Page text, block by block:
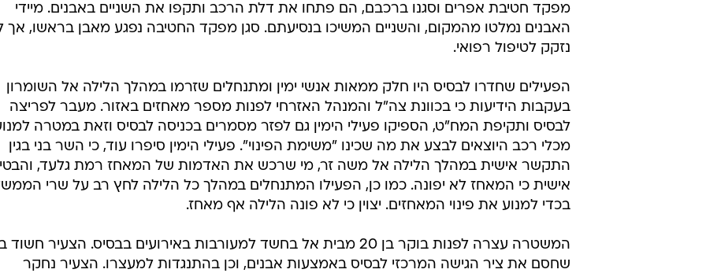
מפקד חטיבת אפרים וסגנו ברכבם, הם פתחו את דלת הרכב ותקפו את השניים באבנים. מיידי
האבנים נמלטו מהמקום, והשניים המשיכו בנסיעתם. סגן מפקד החטיבה נפגע מאבן בראשו, אך
נזקק לטיפול רפואי.
הפעילים שחדרו לבסיס היו חלק ממאות אנשי ימין ומתנחלים שזרמו במהלך הלילה אל השומרון
בעקבות הידיעות כי בכוונת צה"ל והמנהל האזרחי לפנות מספר מאחזים באזור. מעבר לפריצה
לבסיס ותקיפת המח"ט, הספיקו פעילי הימין גם לפזר מסמרים בכניסה לבסיס וזאת במטרה
מכלי רכב היוצאים לבצע את מה שכינו "משימת הפינוי". פעילי הימין סיפרו עוד, כי השר בני בגין
התקשר אישית במהלך הלילה אל משה זר, מי שרכש את האדמות של המאחז רמת גלעד,
אישית כי המאחז לא יפונה. כמו כן, הפעילו המתנחלים במהלך כל הלילה לחץ רב על שרי
בכדי למנוע את פינוי המאחזים. יצוין כי לא פונה הלילה אף מאחז.
המשטרה עצרה לפנות בוקר בן 20 מבית אל בחשד למעורבות באירועים בבסיס. הצעיר
שחסם את ציר הגישה המרכזי לבסיס באמצעות אבנים, וכן בהתנגדות למעצרו. הצעיר נחקר